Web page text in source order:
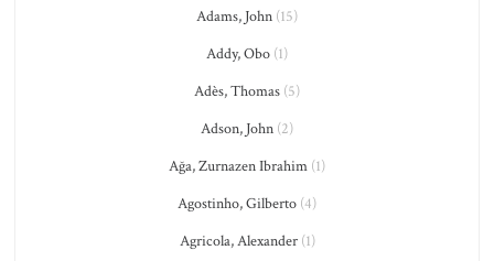
Adams, John (15)
Addy, Obo (1)
Adès, Thomas (5)
Adson, John (2)
Ağa, Zurnazen Ibrahim (1)
Agostinho, Gilberto (4)
Agricola, Alexander(1)